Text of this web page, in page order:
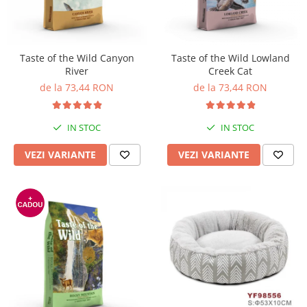
Brit Care
Pro Plan
Dog Food
Hill's
Josera
Dog Chow
Hrana Umeda Caini
Taste of the Wild
Inaba Churu
Brit Premium
Orijen
Pro Plan
Applaws
Cat Chow
Royal Canin
Applaws
BonaCibo
Ciao Inaba
Taste of the Wild Canyon
River
de la 73,44 RON
IN STOC
VEZI VARIANTE
Taste of the Wild Lowland
Creek Cat
de la 73,44 RON
IN STOC
VEZI VARIANTE